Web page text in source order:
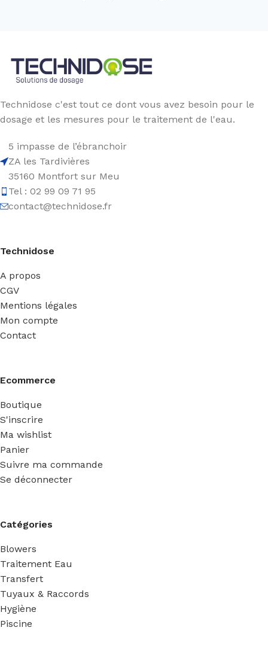
Technidose c'est tout ce dont vous avez besoin pour le
dosage et les mesures pour le traitement de l'eau.
5 impasse de l’ébranchoir
ZA les Tardivières
35160 Montfort sur Meu
Tel : 02 99 09 71 95
contact@technidose.fr
Technidose
A propos
CGV
Mentions légales
Mon compte
Contact
Ecommerce
Boutique
S'inscrire
Ma wishlist
Panier
Suivre ma commande
Se déconnecter
Catégories
Blowers
Traitement Eau
Transfert
Tuyaux & Raccords
Hygiène
Piscine